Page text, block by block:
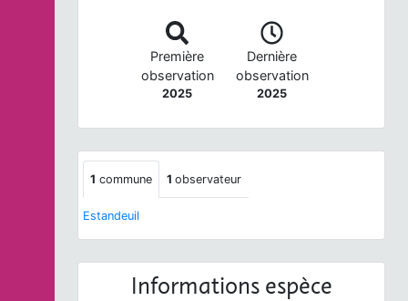
Première
observation
2025
Dernière
observation
2025
1 commune 1 observateur
Estandeuil
Informations espèce